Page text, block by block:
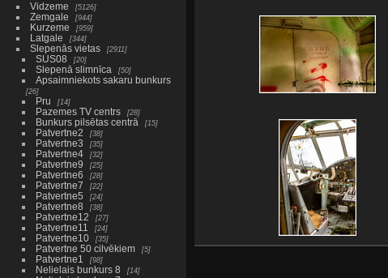
Vidzeme 5126
Zemgale 944
Kurzeme 959
Latgale 344
Slepenās vietas 2911
SUS08 20
Slepenā slimnīca 50
Apsaimniekots sakaru bunkurs
26
Pru 14
Pazemes TV centrs 28
Bunkurs pilsētas centrā 15
Patvertne2 38
Patvertne3 35
Patvertne4 32
Patvertne9 25
Patvertne6 28
Patvertne7 22
Patvertne5 24
Patvertne8 38
Patvertne12 27
Patvertne11 24
Patvertne10 35
Patvertne 50 cilvēkiem 5
Patvertne1 98
Nelielais bunkurs 8 14